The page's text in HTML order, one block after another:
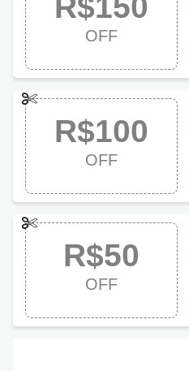
R$150
OFF
R$100
OFF
R$50
OFF